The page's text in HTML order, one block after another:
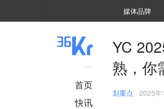
媒体品牌
首页
快讯
YC
熟，你
划重点 · 2025年